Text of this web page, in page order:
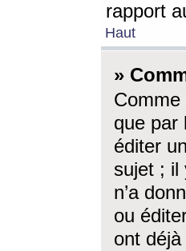
rapport
Haut
»
que par
éditer
sujet ; il
n’a
ou
ont